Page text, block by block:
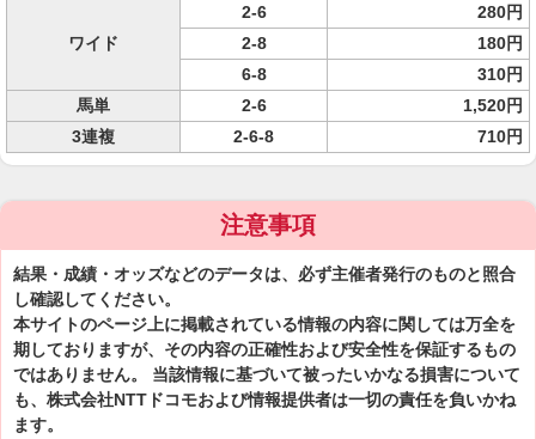
ワイド
2-6
280円
2-8
180円
6-8
310円
馬単
2-6
1,520円
3連複
2-6-8 710円
注意事項
結果・成績・オッズなどのデータは、必ず主催者発行のものと照合
し確認してください。
本サイトのページ上に掲載されている情報の内容に関しては万全を
期しておりますが、その内容の正確性および安全性を保証するもの
ではありません。 当該情報に基づいて被ったいかなる損害について
も、株式会社NTTドコモおよび情報提供者は一切の責任を負いかね
ます。